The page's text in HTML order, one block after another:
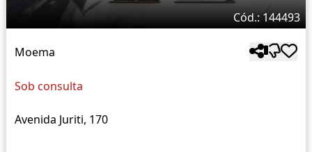
Cód.: 144493
Moema
Sob consulta
Avenida Juriti, 170